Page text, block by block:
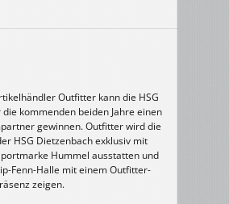
Outfitter kann die HSG
kommenden beiden Jahre einen
gewinnen. Outfitter wird die
HSG Dietzenbach exklusiv mit
Hummel ausstatten und
Fenn-Halle mit einem Outfitter-
zeigen.